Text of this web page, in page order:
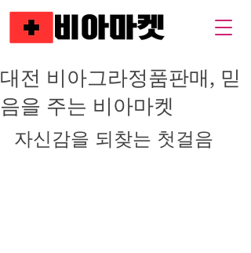
대전 비아그라정품판매, 믿
음을 주는 비아마켓
자신감을 되찾는 첫걸음